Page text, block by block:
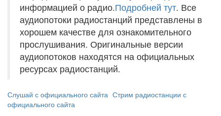
информацией о радио.Подробней тут. Все
аудиопотоки радиостанций представлены в
хорошем качестве для ознакомительного
прослушивания. Оригинальные версии
аудиопотоков находятся на официальных
ресурсах радиостанций.
Слушай с официального сайта Стрим радиостанции с
официального сайта